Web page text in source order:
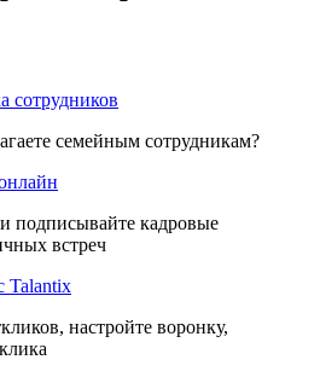
сотрудников
семейным сотрудникам?
подписывайте кадровые
встреч
Talantix
настройте воронку,